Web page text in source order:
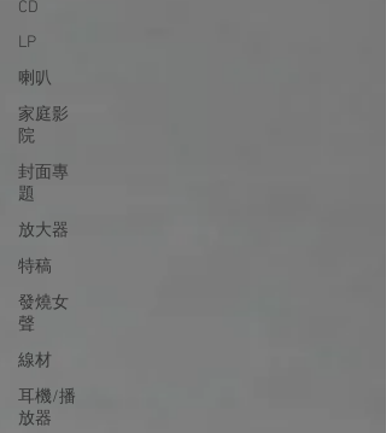
CD
LP
喇叭
家庭影
院
封面專
題
放大器
特稿
發燒女
聲
線材
耳機/播
放器